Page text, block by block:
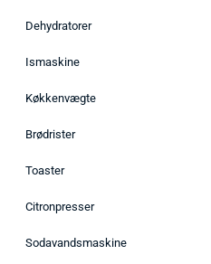
Dehydratorer
Ismaskine
Køkkenvægte
Brødrister
Toaster
Citronpresser
Sodavandsmaskine